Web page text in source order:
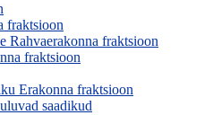
fraktsioon
Rahvaerakonna fraktsioon
fraktsioon
Erakonna fraktsioon
saadikud